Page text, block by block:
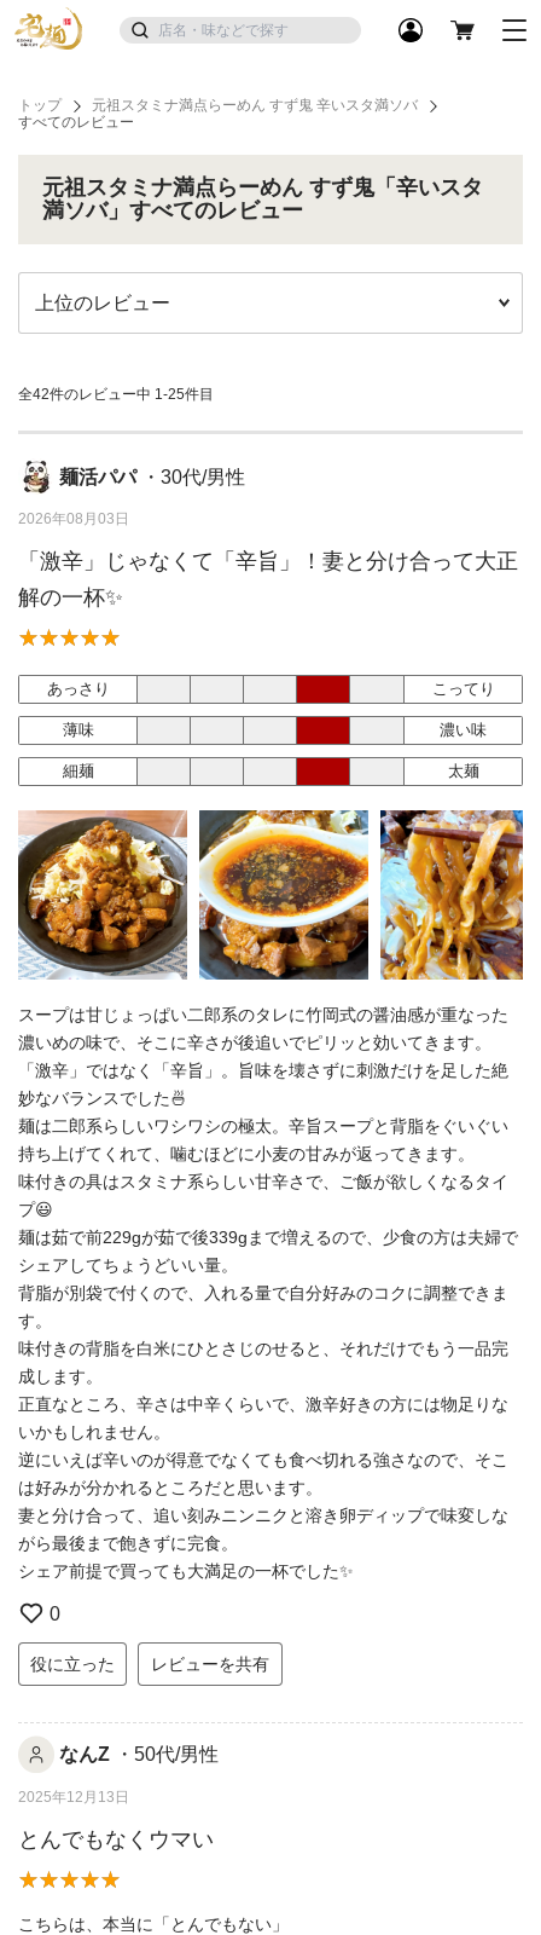
トップ
元祖スタミナ満点らーめん すず鬼 辛いスタ満ソバ
すべてのレビュー
元祖スタミナ満点らーめん すず鬼「辛いスタ
満ソバ」すべてのレビュー
全42件のレビュー中 1-25件目
麺活パパ ・30代/男性
2026年08月03日
「激辛」じゃなくて「辛旨」！妻と分け合って大正
解の一杯✨
あっさり こってり
薄味 濃い味
細麺 太麺
スープは甘じょっぱい二郎系のタレに竹岡式の醤油感が重なった
濃いめの味で、そこに辛さが後追いでピリッと効いてきます。
「激辛」ではなく「辛旨」。旨味を壊さずに刺激だけを足した絶
妙なバランスでした🍜
麺は二郎系らしいワシワシの極太。辛旨スープと背脂をぐいぐい
持ち上げてくれて、噛むほどに小麦の甘みが返ってきます。
味付きの具はスタミナ系らしい甘辛さで、ご飯が欲しくなるタイ
プ😃
麺は茹で前229gが茹で後339gまで増えるので、少食の方は夫婦で
シェアしてちょうどいい量。
背脂が別袋で付くので、入れる量で自分好みのコクに調整できま
す。
味付きの背脂を白米にひとさじのせると、それだけでもう一品完
成します。
正直なところ、辛さは中辛くらいで、激辛好きの方には物足りな
いかもしれません。
逆にいえば辛いのが得意でなくても食べ切れる強さなので、そこ
は好みが分かれるところだと思います。
妻と分け合って、追い刻みニンニクと溶き卵ディップで味変しな
がら最後まで飽きずに完食。
シェア前提で買っても大満足の一杯でした✨
0
役に立った レビューを共有
なんZ ・50代/男性
2025年12月13日
とんでもなくウマい
こちらは、本当に「とんでもない」